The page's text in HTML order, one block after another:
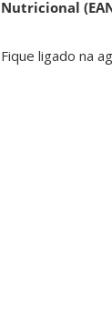
Nutricional
Fique ligado na